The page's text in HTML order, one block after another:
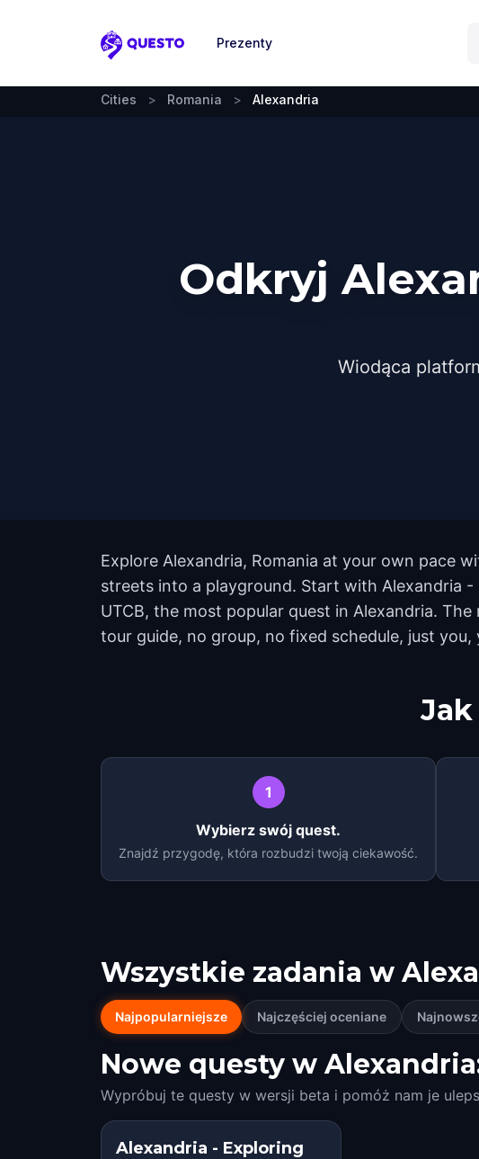
Questo
Prezenty
Cities > Romania > Alexandria
Odkryj
Wiodąca
Explore Alexandria, Romania at your own pace
streets into a playground. Start with Alexandria
UTCB, the most popular quest in Alexandria.
tour guide, no group, no fixed schedule, just
Jak
1
Wybierz swój quest.
Znajdź przygodę, która rozbudzi twoją ciekawość.
Wszystkie zadania w
Najpopularniejsze Najczęściej oceniane
Nowe questy w
Wypróbuj te questy w wersji beta i pomóż nam je
Alexandria - Exploring